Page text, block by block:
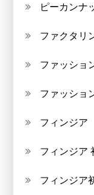
ピーカンナ
ファクタリ
ファッショ
ファッショ
フィンジア
フィンジア
フィンジア